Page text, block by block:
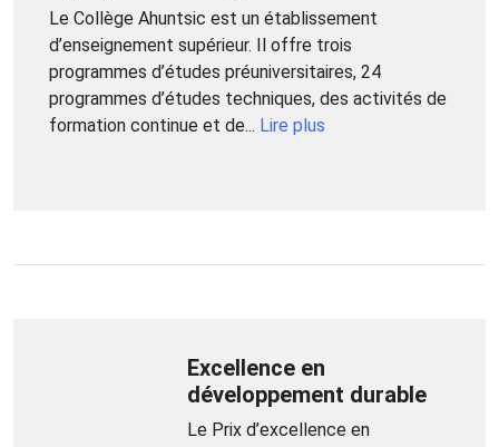
Le Collège Ahuntsic est un établissement
d’enseignement supérieur. Il offre trois
programmes d’études préuniversitaires, 24
programmes d’études techniques, des activités de
formation continue et de... Lire plus
Excellence en
développement durable
Le Prix d’excellence en